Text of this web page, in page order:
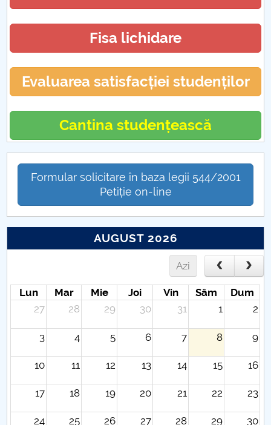
Fisa lichidare
Evaluarea satisfacției studenților
Cantina studențească
Formular solicitare în baza legii 544/2001
Petiție on-line
AUGUST 2026
Azi
Lun Mar Mie Joi Vin Sâm
Dum
27
28 29 30 31 1 2
3 4 5 6 7 8 9
10 11 12 13 14 15 16
17 18 19 20 21 22 23
24 25 26 27 28 29 30